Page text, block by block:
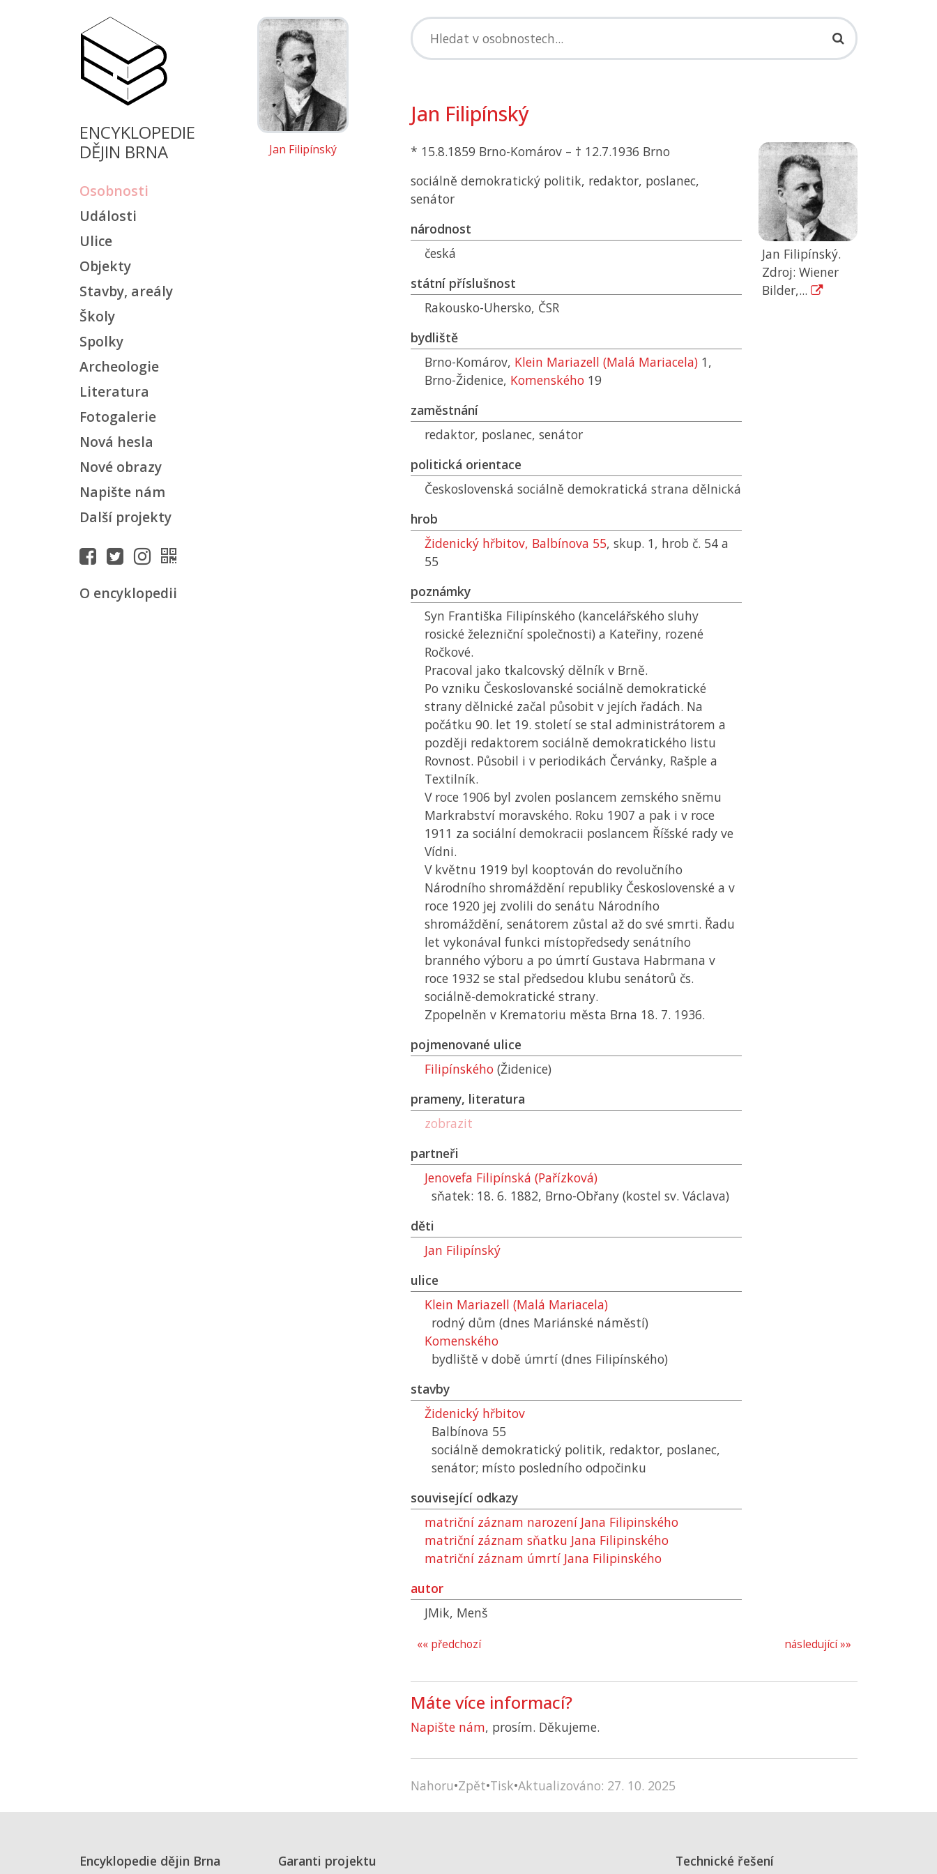
ENCYKLOPEDIE
DĚJIN BRNA
Osobnosti
Události
Ulice
Objekty
Stavby, areály
Školy
Spolky
Archeologie
Literatura
Fotogalerie
Nová hesla
Nové obrazy
Napište nám
Další projekty
O encyklopedii
Jan Filipínský
Jan Filipínský
* 15.8.1859 Brno-Komárov – † 12.7.1936 Brno
sociálně demokratický politik, redaktor, poslanec,
senátor
národnost
česká
státní příslušnost
Rakousko-Uhersko, ČSR
bydliště
Brno-Komárov, Klein Mariazell (Malá Mariacela) 1,
Brno-Židenice, Komenského 19
zaměstnání
redaktor, poslanec, senátor
politická orientace
Československá sociálně demokratická strana dělnická
hrob
Židenický hřbitov, Balbínova 55, skup. 1, hrob č. 54 a
55
poznámky
Syn Františka Filipínského (kancelářského sluhy
rosické železniční společnosti) a Kateřiny, rozené
Ročkové.
Pracoval jako tkalcovský dělník v Brně.
Po vzniku Českoslovanské sociálně demokratické
strany dělnické začal působit v jejích řadách. Na
počátku 90. let 19. století se stal administrátorem a
později redaktorem sociálně demokratického listu
Rovnost. Působil i v periodikách Červánky, Rašple a
Textilník.
V roce 1906 byl zvolen poslancem zemského sněmu
Markrabství moravského. Roku 1907 a pak i v roce
1911 za sociální demokracii poslancem Říšské rady ve
Vídni.
V květnu 1919 byl kooptován do revolučního
Národního shromáždění republiky Československé a v
roce 1920 jej zvolili do senátu Národního
shromáždění, senátorem zůstal až do své smrti. Řadu
let vykonával funkci místopředsedy senátního
branného výboru a po úmrtí Gustava Habrmana v
roce 1932 se stal předsedou klubu senátorů čs.
sociálně-demokratické strany.
Zpopelněn v Krematoriu města Brna 18. 7. 1936.
pojmenované ulice
Filipínského (Židenice)
prameny, literatura
zobrazit
partneři
Jenovefa Filipínská (Pařízková)
sňatek: 18. 6. 1882, Brno-Obřany (kostel sv. Václava)
děti
Jan Filipínský
ulice
Klein Mariazell (Malá Mariacela)
rodný dům (dnes Mariánské náměstí)
Komenského
bydliště v době úmrtí (dnes Filipínského)
stavby
Židenický hřbitov
Balbínova 55
sociálně demokratický politik, redaktor, poslanec,
senátor; místo posledního odpočinku
související odkazy
matriční záznam narození Jana Filipinského
matriční záznam sňatku Jana Filipinského
matriční záznam úmrtí Jana Filipinského
autor
JMik, Menš
Jan Filipínský.
Zdroj: Wiener
Bilder,...
následující »»
«« předchozí
Máte více informací?
Napište nám, prosím. Děkujeme.
Nahoru•Zpět•Tisk•Aktualizováno: 27. 10. 2025
Encyklopedie dějin Brna Garanti projektu Technické řešení